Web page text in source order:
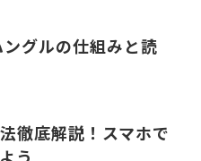
グルの仕組みと読
徹底解説！スマホで